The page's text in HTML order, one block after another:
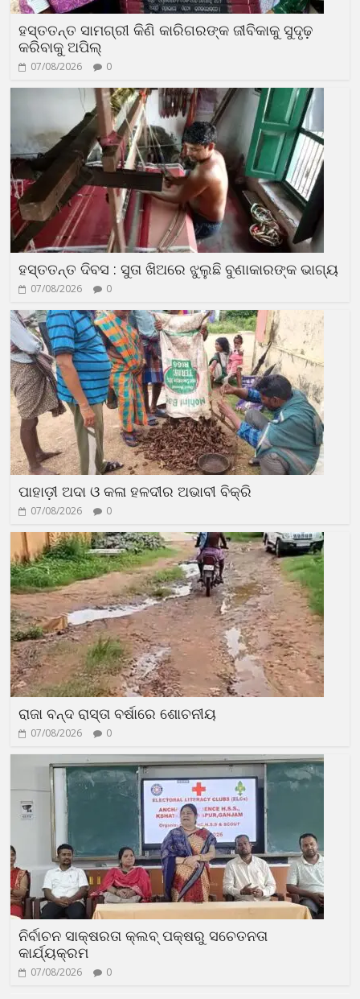
ହସ୍ତତନ୍ତ ସାମଗ୍ରୀ କିଣି କାରିଗରଙ୍କ ଜୀବିକାକୁ ସୁଦୃଢ଼
କରିବାକୁ ଅପିଲ୍
07/08/2026 0
ହସ୍ତତନ୍ତ ଦିବସ : ସୁତା ଖିଅରେ ଝୁଲୁଛି ବୁଣାକାରଙ୍କ ଭାଗ୍ୟ
07/08/2026 0
ପାହାଡ଼ୀ ଅଦା ଓ କଳା ହଳଦୀର ଅଭାବୀ ବିକ୍ରି
07/08/2026 0
ରାଜା ବନ୍ଦ ରାସ୍ତା ବର୍ଷାରେ ଶୋଚନୀୟ
07/08/2026 0
ନିର୍ବାଚନ ସାକ୍ଷରତା କ୍ଲବ୍ ପକ୍ଷରୁ ସଚେତନତା
କାର୍ଯ୍ୟକ୍ରମ
07/08/2026 0